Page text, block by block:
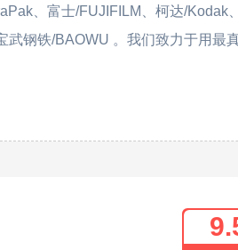
、富士/FUJIFILM、柯达/Kodak、
钢铁/BAOWU 。我们致力于用最